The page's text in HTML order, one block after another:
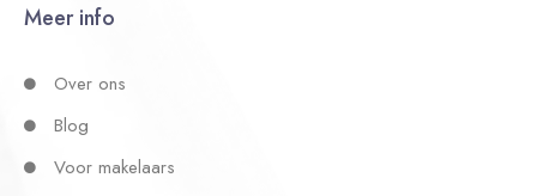
Meer info
Over ons
Blog
Voor makelaars